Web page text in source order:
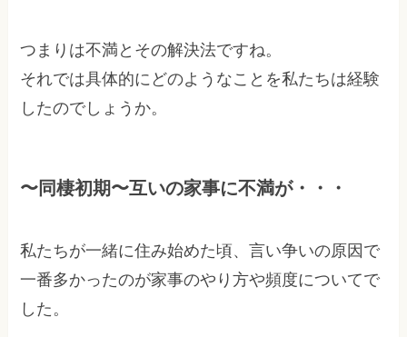
つまりは不満とその解決法ですね。
それでは具体的にどのようなことを私たちは経験
したのでしょうか。
〜同棲初期〜互いの家事に不満が・・・
私たちが一緒に住み始めた頃、言い争いの原因で
一番多かったのが家事のやり方や頻度についてで
した。